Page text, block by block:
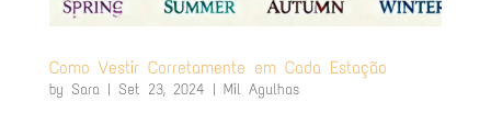
Como Vestir Corretamente em Cada Estação
by Sara| Set 23, 2024 | Mil Agulhas